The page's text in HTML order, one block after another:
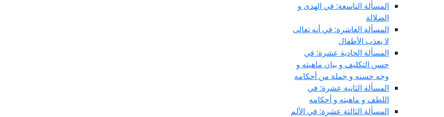
المسألة التاسعة: في الهدى و
الضلالة
المسألة العاشرة: في أنه تعالى
لا يعذب الأطفال
المسألة الحادية عشرة: في
حسن التكليف و بيان ماهيته و
وجه حسنه و جملة من أحكامه
المسألة الثانية عشرة: في
اللطف و ماهيته و أحكامه
المسألة الثالثة عشرة: في الألم